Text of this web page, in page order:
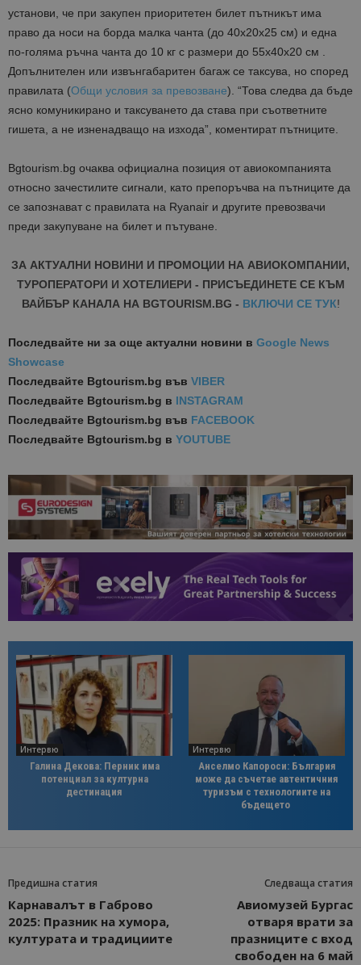
установи, че при закупен приоритетен билет пътникът има
право да носи на борда малка чанта (до 40x20x25 см) и една
по-голяма ръчна чанта до 10 кг с размери до 55x40x20 см .
Допълнителен или извънгабаритен багаж се таксува, но според
правилата (Общи условия за превозване). “Това следва да бъде
ясно комуникирано и таксуването да става при съответните
гишета, а не изненадващо на изхода”, коментират пътниците.
Bgtourism.bg очаква официална позиция от авиокомпанията
относно зачестилите сигнали, като препоръчва на пътниците да
се запознават с правилата на Ryanair и другите превозвачи
преди закупуване на билет и пътуване.
ЗА АКТУАЛНИ НОВИНИ И ПРОМОЦИИ НА АВИОКОМПАНИИ,
ТУРОПЕРАТОРИ И ХОТЕЛИЕРИ - ПРИСЪЕДИНЕТЕ СЕ КЪМ
ВАЙБЪР КАНАЛА НА BGTOURISM.BG - ВКЛЮЧИ СЕ ТУК!
Последвайте ни за още актуални новини в Google News
Showcase
Последвайте Bgtourism.bg във VIBER
Последвайте Bgtourism.bg в INSTAGRAM
Последвайте Bgtourism.bg във FACEBOOK
Последвайте Bgtourism.bg в YOUTUBE
Интервю
Галина Декова: Перник има
потенциал за културна
дестинация
Интервю
Анселмо Капороси: България
може да съчетае автентичния
туризъм с технологиите на
бъдещето
Предишна статия
Карнавалът в Габрово
2025: Празник на хумора,
културата и традициите
Следваща статия
Авиомузей Бургас
отваря врати за
празниците с вход
свободен на 6 май